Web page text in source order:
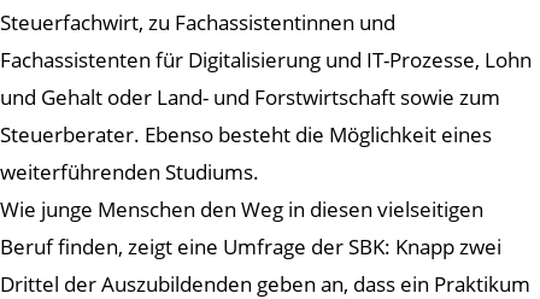
Steuerfachwirt, zu Fachassistentinnen und
Fachassistenten für Digitalisierung und IT-Prozesse, Lohn
und Gehalt oder Land- und Forstwirtschaft sowie zum
Steuerberater. Ebenso besteht die Möglichkeit eines
weiterführenden Studiums.
Wie junge Menschen den Weg in diesen vielseitigen
Beruf finden, zeigt eine Umfrage der SBK: Knapp zwei
Drittel der Auszubildenden geben an, dass ein Praktikum